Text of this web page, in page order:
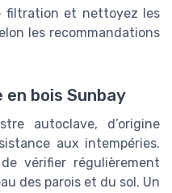
filtration et nettoyez les
les recommandations
bois Sunbay
autoclave, d’origine
aux intempéries.
vérifier régulièrement
des parois et du sol. Un